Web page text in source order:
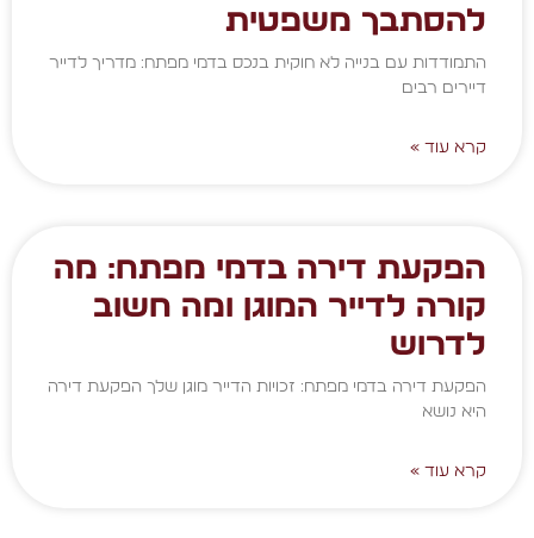
להסתבך משפטית
התמודדות עם בנייה לא חוקית בנכס בדמי מפתח: מדריך לדייר
דיירים רבים
קרא עוד »
הפקעת דירה בדמי מפתח: מה
קורה לדייר המוגן ומה חשוב
לדרוש
הפקעת דירה בדמי מפתח: זכויות הדייר מוגן שלך הפקעת דירה
היא נושא
קרא עוד »